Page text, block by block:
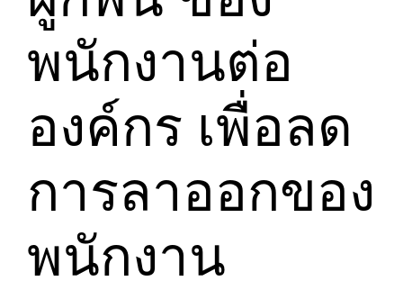
พนักงานต่อ
องค์กร เพื่อลด
การลาออกของ
พนักงาน